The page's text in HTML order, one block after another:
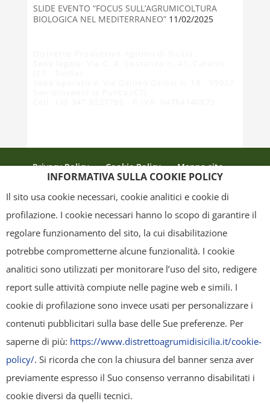
SLIDE EVENTO “FOCUS SULL’AGRUMICOLTURA
BIOLOGICA NEL MEDITERRANEO”11/02/2025
Privacy Policy Cookie Policy
Mappa sito
- Tutti i contenuti di questa pagina (i testi, le immagini, la
grafica ed il layout) sono di proprietà del "Distretto Produttivo Agrumi di
Sicilia" e tutelati dal diritto d’autore. È pertanto vietato copiarli,
pubblicarli, riscriverli, commercializzarli, distribuirli, anche soltanto in
parte. Tutti i documenti presenti su questo sito, disponibili gratuitamente
per il download, sono da intendere esclusivamente per uso personale.
Possono essere ridistribuiti, sempre gratuitamente e senza alcun fine
forma (testi, immagini, grafica, layout), mantenendo chiaramente
INFORMATIVA SULLA COOKIE POLICY
Il sito usa cookie necessari, cookie analitici e cookie di
profilazione. I cookie necessari hanno lo scopo di garantire il
regolare funzionamento del sito, la cui disabilitazione
potrebbe comprometterne alcune funzionalità. I cookie
analitici sono utilizzati per monitorare l’uso del sito, redigere
report sulle attività compiute nelle pagine web e simili. I
cookie di profilazione sono invece usati per personalizzare i
contenuti pubblicitari sulla base delle Sue preferenze. Per
saperne di più: https://www.distrettoagrumidisicilia.it/cookie-
policy/. Si ricorda che con la chiusura del banner senza aver
previamente espresso il Suo consenso verranno disabilitati i
cookie diversi da quelli tecnici.